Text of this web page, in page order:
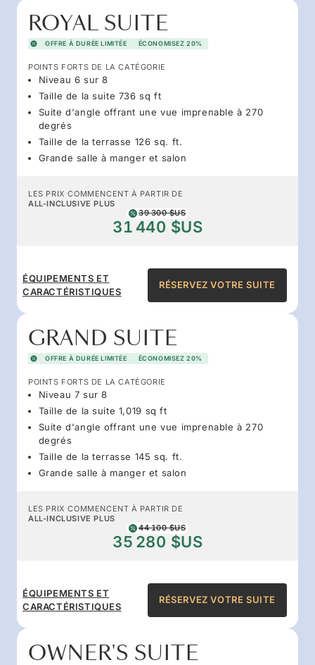
ROYAL SUITE
OFFRE À DURÉE LIMITÉE ÉCONOMISEZ 20%
POINTS FORTS DE LA CATÉGORIE
Niveau 6 sur 8
Taille de la suite 736 sq ft
Suite d'angle offrant une vue imprenable à 270
degrés
Taille de la terrasse 126 sq. ft.
Grande salle à manger et salon
LES PRIX COMMENCENT À PARTIR DE
ALL-INCLUSIVE PLUS
39 300 $US
31 440 $US
ÉQUIPEMENTS ET
CARACTÉRISTIQUES
RÉSERVEZ VOTRE SUITE
GRAND SUITE
OFFRE À DURÉE LIMITÉE ÉCONOMISEZ 20%
POINTS FORTS DE LA CATÉGORIE
Niveau 7 sur 8
Taille de la suite 1,019 sq ft
Suite d'angle offrant une vue imprenable à 270
degrés
Taille de la terrasse 145 sq. ft.
Grande salle à manger et salon
LES PRIX COMMENCENT À PARTIR DE
ALL-INCLUSIVE PLUS
44 100 $US
35 280 $US
ÉQUIPEMENTS ET
CARACTÉRISTIQUES
RÉSERVEZ VOTRE SUITE
OWNER'S SUITE